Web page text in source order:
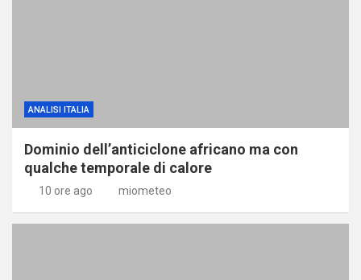
ANALISI ITALIA
Dominio dell’anticiclone africano ma con
qualche temporale di calore
10 ore ago miometeo